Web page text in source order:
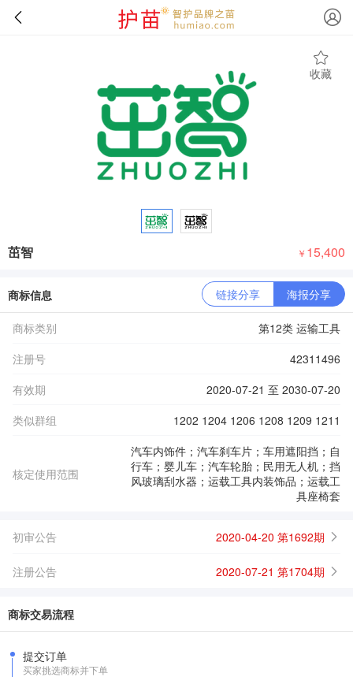
收藏
茁智 ￥ 15,400
商标信息 链接分享 海报分享
商标类别
第12类 运输工具
注册号
42311496
有效期
2020-07-21 至 2030-07-20
类似群组
1202 1204 1206 1208 1209 1211
核定使用范围
汽车内饰件；汽车刹车片；车用遮阳挡；自
行车；婴儿车；汽车轮胎；民用无人机；挡
风玻璃刮水器；运载工具内装饰品；运载工
具座椅套
初审公告 2020-04-20 第1692期
注册公告 2020-07-21 第1704期
商标交易流程
提交订单
买家挑选商标并下单